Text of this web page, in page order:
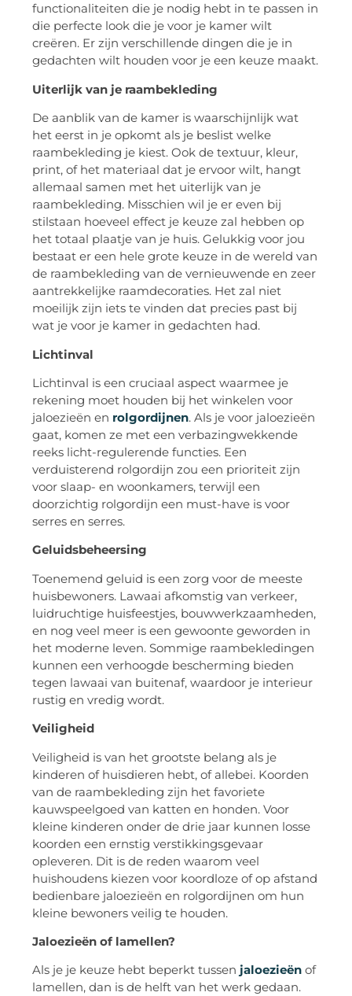
functionaliteiten die je nodig hebt in te passen in
die perfecte look die je voor je kamer wilt
creëren. Er zijn verschillende dingen die je in
gedachten wilt houden voor je een keuze maakt.
Uiterlijk van je raambekleding
De aanblik van de kamer is waarschijnlijk wat
het eerst in je opkomt als je beslist welke
raambekleding je kiest. Ook de textuur, kleur,
print, of het materiaal dat je ervoor wilt, hangt
allemaal samen met het uiterlijk van je
raambekleding. Misschien wil je er even bij
stilstaan hoeveel effect je keuze zal hebben op
het totaal plaatje van je huis. Gelukkig voor jou
bestaat er een hele grote keuze in de wereld van
de raambekleding van de vernieuwende en zeer
aantrekkelijke raamdecoraties. Het zal niet
moeilijk zijn iets te vinden dat precies past bij
wat je voor je kamer in gedachten had.
Lichtinval
Lichtinval is een cruciaal aspect waarmee je
rekening moet houden bij het winkelen voor
jaloezieën en rolgordijnen. Als je voor jaloezieën
gaat, komen ze met een verbazingwekkende
reeks licht-regulerende functies. Een
verduisterend rolgordijn zou een prioriteit zijn
voor slaap- en woonkamers, terwijl een
doorzichtig rolgordijn een must-have is voor
serres en serres.
Geluidsbeheersing
Toenemend geluid is een zorg voor de meeste
huisbewoners. Lawaai afkomstig van verkeer,
luidruchtige huisfeestjes, bouwwerkzaamheden,
en nog veel meer is een gewoonte geworden in
het moderne leven. Sommige raambekledingen
kunnen een verhoogde bescherming bieden
tegen lawaai van buitenaf, waardoor je interieur
rustig en vredig wordt.
Veiligheid
Veiligheid is van het grootste belang als je
kinderen of huisdieren hebt, of allebei. Koorden
van de raambekleding zijn het favoriete
kauwspeelgoed van katten en honden. Voor
kleine kinderen onder de drie jaar kunnen losse
koorden een ernstig verstikkingsgevaar
opleveren. Dit is de reden waarom veel
huishoudens kiezen voor koordloze of op afstand
bedienbare jaloezieën en rolgordijnen om hun
kleine bewoners veilig te houden.
Jaloezieën of lamellen?
Als je je keuze hebt beperkt tussen jaloezieën of
lamellen, dan is de helft van het werk gedaan.